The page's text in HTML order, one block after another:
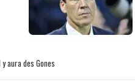
aura des Gones